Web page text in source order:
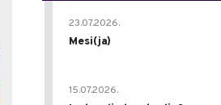
23.07.2026.
Mesi(ja)
15.07.2026.